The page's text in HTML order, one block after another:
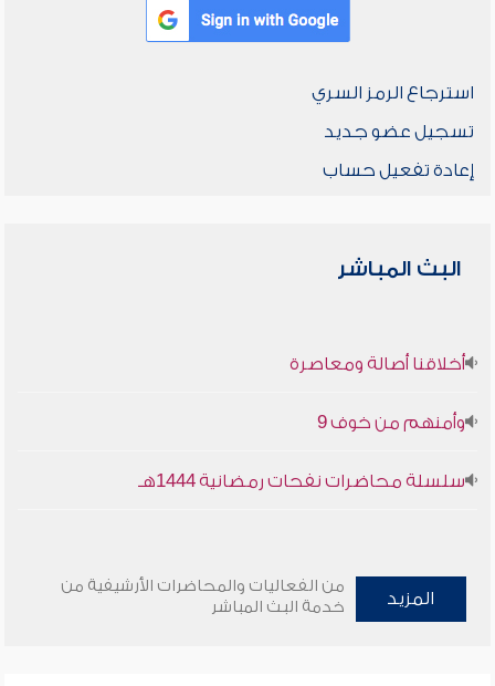
استرجاع الرمز السري
تسجيل عضو جديد
إعادة تفعيل حساب
البث المباشر
أخلاقنا أصالة ومعاصرة
وأمنهم من خوف 9
سلسلة محاضرات نفحات رمضانية 1444هـ
المزيد
من الفعاليات والمحاضرات الأرشيفية من
خدمة البث المباشر